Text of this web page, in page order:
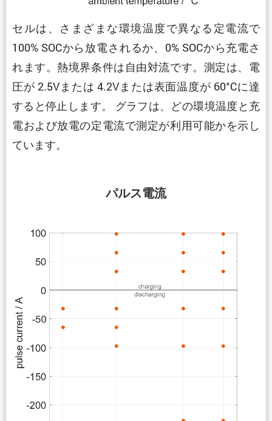
セルは、さまざまな環境温度で異なる定電流で
100% SOCから放電されるか、0% SOCから充電さ
れます。熱境界条件は自由対流です。測定は、電
圧が 2.5Vまたは 4.2Vまたは表面温度が 60°Cに達
すると停止します。 グラフは、どの環境温度と充
電および放電の定電流で測定が利用可能かを示し
ています。
パルス電流